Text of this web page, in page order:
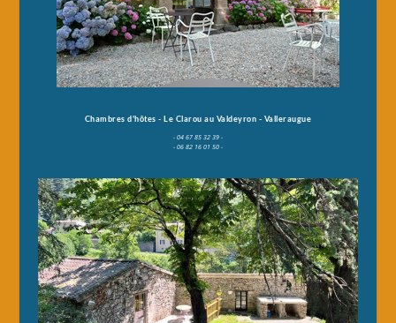
Chambres d'hôtes - Le Clarou au Valdeyron - Valleraugue
- 04 67 85 32 39 -
- 06 82 16 01 50 -